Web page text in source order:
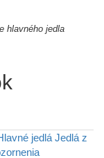
hlavného jedla
jedlá Jedlá z